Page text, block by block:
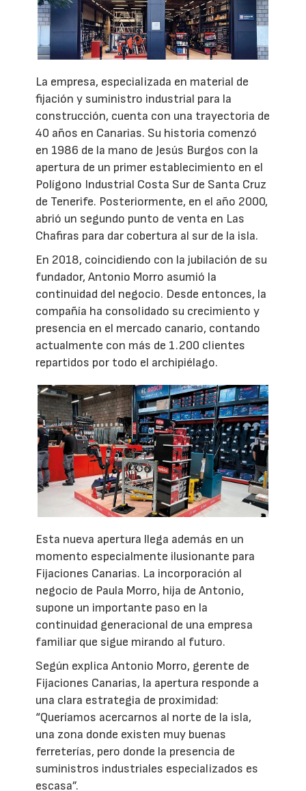
La empresa, especializada en material de
fijación y suministro industrial para la
construcción, cuenta con una trayectoria de
40 años en Canarias. Su historia comenzó
en 1986 de la mano de Jesús Burgos con la
apertura de un primer establecimiento en el
Polígono Industrial Costa Sur de Santa Cruz
de Tenerife. Posteriormente, en el año 2000,
abrió un segundo punto de venta en Las
Chafiras para dar cobertura al sur de la isla.
En 2018, coincidiendo con la jubilación de su
fundador, Antonio Morro asumió la
continuidad del negocio. Desde entonces, la
compañía ha consolidado su crecimiento y
presencia en el mercado canario, contando
actualmente con más de 1.200 clientes
repartidos por todo el archipiélago.
Esta nueva apertura llega además en un
momento especialmente ilusionante para
Fijaciones Canarias. La incorporación al
negocio de Paula Morro, hija de Antonio,
supone un importante paso en la
continuidad generacional de una empresa
familiar que sigue mirando al futuro.
Según explica Antonio Morro, gerente de
Fijaciones Canarias, la apertura responde a
una clara estrategia de proximidad:
“Queríamos acercarnos al norte de la isla,
una zona donde existen muy buenas
ferreterías, pero donde la presencia de
suministros industriales especializados es
escasa”.